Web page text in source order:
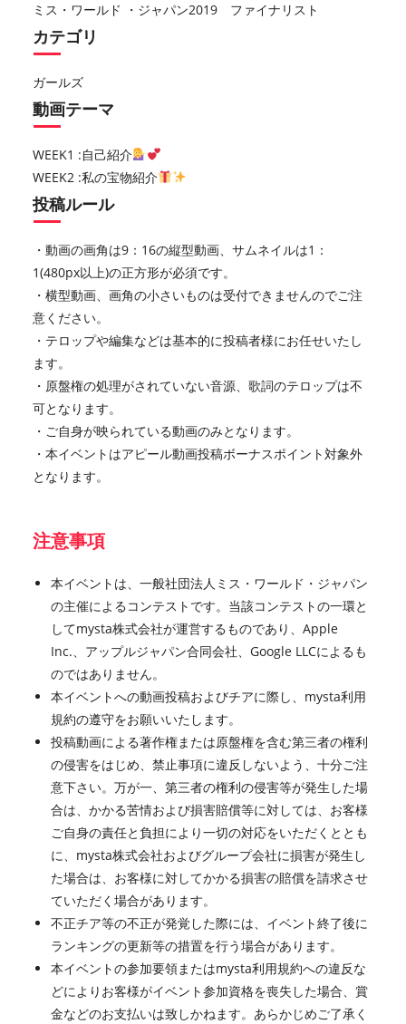
ミス・ワールド ・ジャパン2019 ファイナリスト
カテゴリ
ガールズ
動画テーマ
WEEK1 :自己紹介
WEEK2 :私の宝物紹介
投稿ルール
・動画の画角は9：16の縦型動画、サムネイルは1：
1(480px以上)の正方形が必須です。
・横型動画、画角の小さいものは受付できませんのでご注
意ください。
・テロップや編集などは基本的に投稿者様にお任せいたし
ます。
・原盤権の処理がされていない音源、歌詞のテロップは不
可となります。
・ご自身が映られている動画のみとなります。
・本イベントはアピール動画投稿ボーナスポイント対象外
となります。
注意事項
本イベントは、一般社団法人ミス・ワールド・ジャパン
の主催によるコンテストです。当該コンテストの一環と
してmysta株式会社が運営するものであり、Apple
Inc.、アップルジャパン合同会社、Google LLCによるも
のではありません。
本イベントへの動画投稿およびチアに際し、mysta利用
規約の遵守をお願いいたします。
投稿動画による著作権または原盤権を含む第三者の権利
の侵害をはじめ、禁止事項に違反しないよう、十分ご注
意下さい。万が一、第三者の権利の侵害等が発生した場
合は、かかる苦情および損害賠償等に対しては、お客様
ご自身の責任と負担により一切の対応をいただくととも
に、mysta株式会社およびグループ会社に損害が発生し
た場合は、お客様に対してかかる損害の賠償を請求させ
ていただく場合があります。
不正チア等の不正が発覚した際には、イベント終了後に
ランキングの更新等の措置を行う場合があります。
本イベントの参加要領またはmysta利用規約への違反な
どによりお客様がイベント参加資格を喪失した場合、賞
金などのお支払いは致しかねます。あらかじめご了承く